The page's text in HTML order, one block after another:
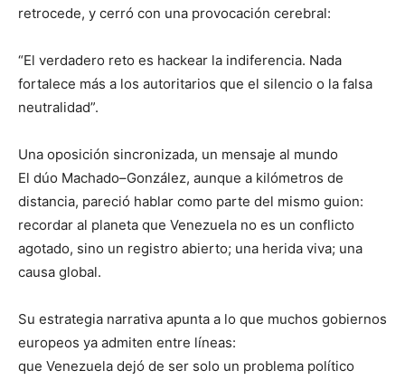
retrocede, y cerró con una provocación cerebral:
“El verdadero reto es hackear la indiferencia. Nada
fortalece más a los autoritarios que el silencio o la falsa
neutralidad”.
Una oposición sincronizada, un mensaje al mundo
El dúo Machado–González, aunque a kilómetros de
distancia, pareció hablar como parte del mismo guion:
recordar al planeta que Venezuela no es un conflicto
agotado, sino un registro abierto; una herida viva; una
causa global.
Su estrategia narrativa apunta a lo que muchos gobiernos
europeos ya admiten entre líneas:
que Venezuela dejó de ser solo un problema político